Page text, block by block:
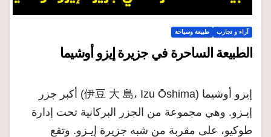
آراء و تجارب طبيعة وسياحة
الطبيعة الساحرة في جزيرة إيزو أوشيما
إيزو أوشيما (伊豆 大 島، Izu Ōshima) أكبر جزر
إيـزو. وهي مجموعة من الجزر البركانية تحت إدارة
طوكيو، على مقربة من شبه جزيرة إيـزو. وتقع